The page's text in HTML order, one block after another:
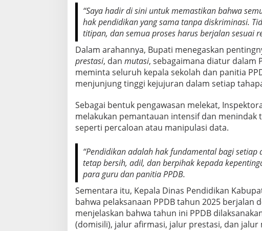
e
s
B
e
s
i
h
d
T
r
a
p
a
r
n
“Saya hadir di sini untuk memastikan bahwa
hak pendidikan yang sama tanpa diskriminasi.
titipan, dan semua proses harus berjalan sesuai
Dalam arahannya, Bupati menegaskan
prestasi, dan mutasi, sebagaimana diatur dalam
meminta seluruh kepala sekolah dan panitia
menjunjung tinggi kejujuran dalam setiap
Sebagai bentuk pengawasan melekat,
melakukan pemantauan intensif dan menindak
seperti percaloan atau manipulasi data.
“Pendidikan adalah hak fundamental bagi
tetap bersih, adil, dan berpihak kepada
para guru dan panitia PPDB.
Sementara itu, Kepala Dinas Pendidikan
bahwa pelaksanaan PPDB tahun 2025 berjalan
menjelaskan bahwa tahun ini PPDB
(domisili), jalur afirmasi, jalur prestasi, dan jalur